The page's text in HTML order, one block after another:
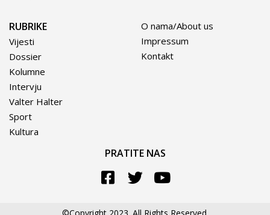
RUBRIKE
Vijesti
Dossier
Kolumne
Intervju
Valter Halter
Sport
Kultura
O nama/About us
Impressum
Kontakt
PRATITE NAS